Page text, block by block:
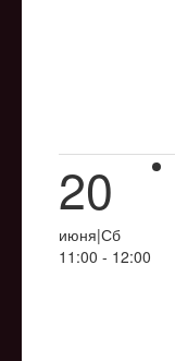
20
июня|Сб
11:00 - 12:00